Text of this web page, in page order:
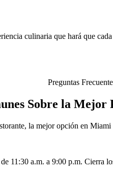
culinaria que hará que
Preguntas
Sobre la
la mejor opción en
11:30 a.m. a 9:00 p.m. Cierra